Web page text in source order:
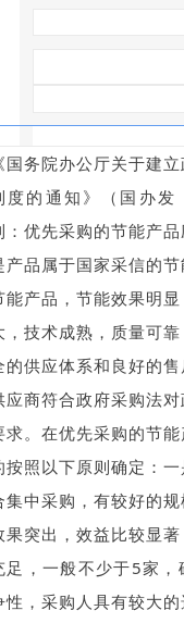
国务院办公厅关于建
度的通知》（国办
：优先采购的节能产
产品属于国家采信的
能产品，节能效果明
，技术成熟，质量可
的供应体系和良好的
应商符合政府采购法
求。在优先采购的节
按照以下原则确定：
集中采购，有较好的
果突出，效益比较显
足，一般不少于5家
性，采购人具有较大